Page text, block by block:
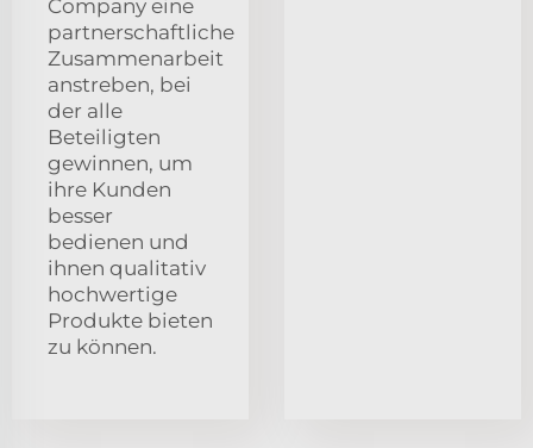
Company eine
partnerschaftliche
Zusammenarbeit
anstreben, bei
der alle
Beteiligten
gewinnen, um
ihre Kunden
besser
bedienen und
ihnen qualitativ
hochwertige
Produkte bieten
zu können.